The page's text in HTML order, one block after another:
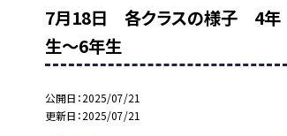
7月18日 各クラスの様子 4年
生～6年生
公開日 2025/07/21
更新日 2025/07/21